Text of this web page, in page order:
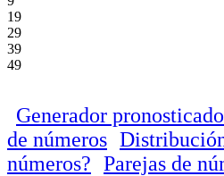
19
29
39
49
Generador
de números
números? Parejas de